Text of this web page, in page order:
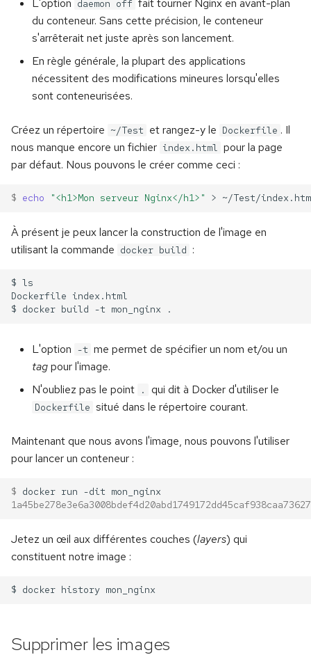
L'option daemon off fait tourner Nginx en avant-plan
du conteneur. Sans cette précision, le conteneur
s'arrêterait net juste après son lancement.
En règle générale, la plupart des applications
nécessitent des modifications mineures lorsqu'elles
sont conteneurisées.
Créez un répertoire ~/Test et rangez-y le Dockerfile . Il
nous manque encore un fichier index.html pour la page
par défaut. Nous pouvons le créer comme ceci :
$ echo "<h1>Mon serveur Nginx</h1>" >
À présent je peux lancer la construction de l'image en
utilisant la commande docker build :
L'option -t me permet de spécifier un nom et/ou un
tagpour l'image.
N'oubliez pas le point
. qui dit à Docker d'utiliser le
Dockerfile situé dans le répertoire courant.
Maintenant que nous avons l'image, nous pouvons l'utiliser
pour lancer un conteneur :
$ docker run -dit
Jetez un œil aux différentes couches (layers) qui
constituent notre image :
Supprimer les images